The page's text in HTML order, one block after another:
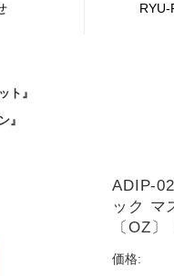
RYU-
ト』
』
ADIP-
ック マ
〔OZ
価格: